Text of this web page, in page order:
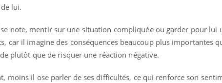
lui.
note, mentir sur une situation compliquée ou garder pour lui
car il imagine des conséquences beaucoup plus importantes
plutôt que de risquer une réaction négative.
moins il ose parler de ses difficultés, ce qui renforce son